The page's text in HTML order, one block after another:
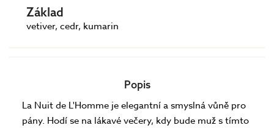
Základ
vetiver, cedr, kumarin
Popis
La Nuit de L'Homme je elegantní a smyslná vůně pro
pány. Hodí se na lákavé večery, kdy bude muž s tímto